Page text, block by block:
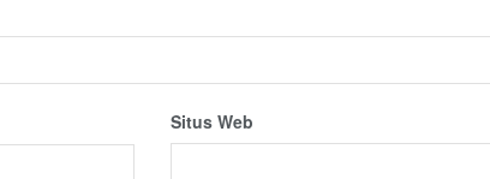
Situs Web